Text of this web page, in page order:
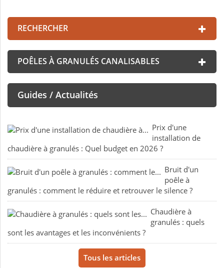
RECHERCHER
POÊLES À GRANULÉS CANALISABLES
Guides / Actualités
Prix d'une
installation de
chaudière à granulés : Quel budget en 2026 ?
Bruit d'un
poêle à
granulés : comment le réduire et retrouver le silence ?
Chaudière à
granulés : quels
sont les avantages et les inconvénients ?
Tous les articles